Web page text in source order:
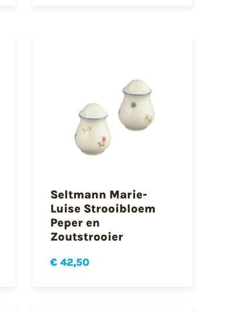
Seltmann Marie-
Luise Strooibloem
Peper en
Zoutstrooier
€ 42,50